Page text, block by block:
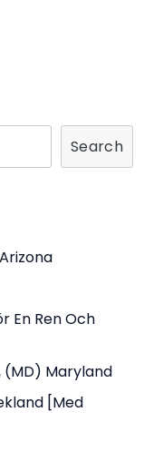
Search
En Ren Och
(MD) Maryland
[med